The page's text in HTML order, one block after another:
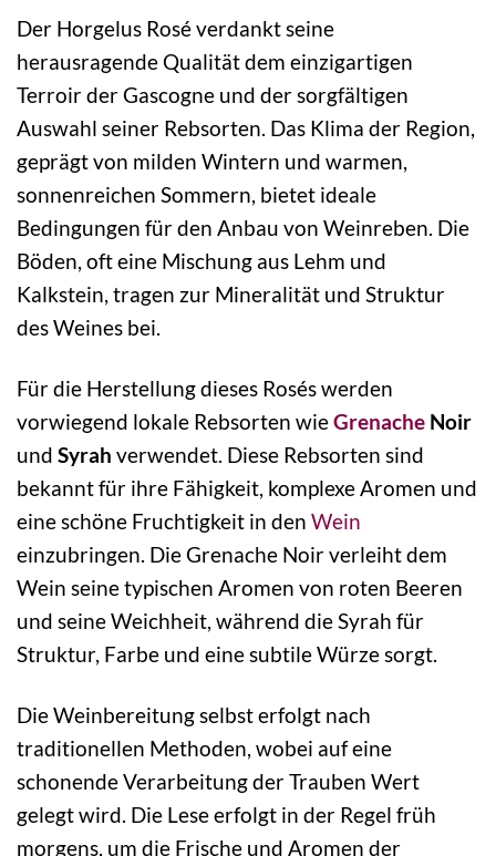
Der Horgelus Rosé verdankt seine
herausragende Qualität dem einzigartigen
Terroir der Gascogne und der sorgfältigen
Auswahl seiner Rebsorten. Das Klima der Region,
geprägt von milden Wintern und warmen,
sonnenreichen Sommern, bietet ideale
Bedingungen für den Anbau von Weinreben. Die
Böden, oft eine Mischung aus Lehm und
Kalkstein, tragen zur Mineralität und Struktur
des Weines bei.
Für die Herstellung dieses Rosés werden
vorwiegend lokale Rebsorten wieGrenache Noir
und Syrah verwendet. Diese Rebsorten sind
bekannt für ihre Fähigkeit, komplexe Aromen und
eine schöne Fruchtigkeit in den Wein
einzubringen. Die Grenache Noir verleiht dem
Wein seine typischen Aromen von roten Beeren
und seine Weichheit, während die Syrah für
Struktur, Farbe und eine subtile Würze sorgt.
Die Weinbereitung selbst erfolgt nach
traditionellen Methoden, wobei auf eine
schonende Verarbeitung der Trauben Wert
gelegt wird. Die Lese erfolgt in der Regel früh
morgens, um die Frische und Aromen der